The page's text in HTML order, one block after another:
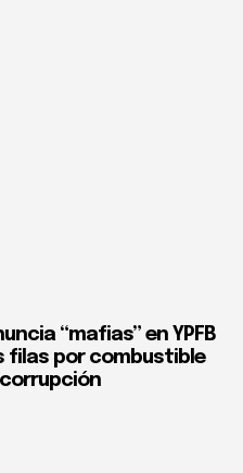
“mafias” en YPFB
filas por combustible